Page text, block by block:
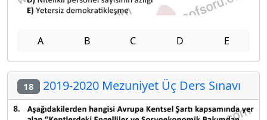
A B C D E
18 2019-2020 Mezuniyet Üç Ders Sınavı